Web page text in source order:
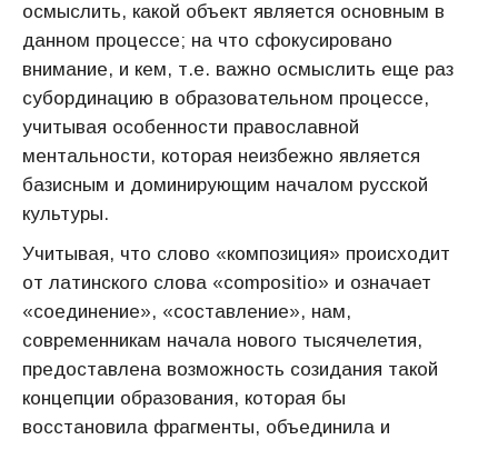
осмыслить, какой объект является основным в
данном процессе; на что сфокусировано
внимание, и кем, т.е. важно осмыслить еще раз
субординацию в образовательном процессе,
учитывая особенности православной
ментальности, которая неизбежно является
базисным и доминирующим началом русской
культуры.
Учитывая, что слово «композиция» происходит
от латинского слова «compositio» и означает
«соединение», «составление», нам,
современникам начала нового тысячелетия,
предоставлена возможность созидания такой
концепции образования, которая бы
восстановила фрагменты, объединила и